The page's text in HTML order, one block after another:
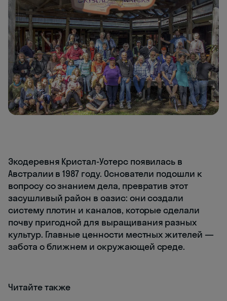
Экодеревня Кристал-Уотерс появилась в
Австралии в 1987 году. Основатели подошли к
вопросу со знанием дела, превратив этот
засушливый район в оазис: они создали
систему плотин и каналов, которые сделали
почву пригодной для выращивания разных
культур. Главные ценности местных жителей —
забота о ближнем и окружающей среде.
Читайте также